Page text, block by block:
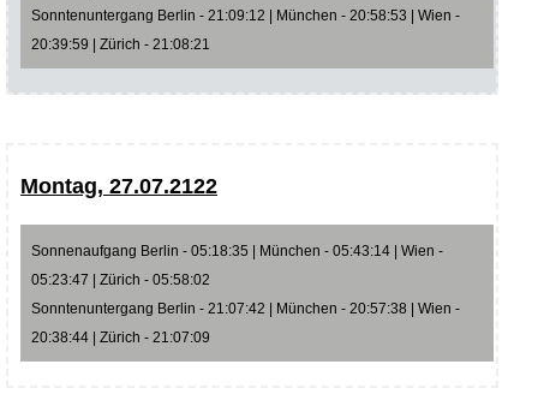
Sonntenuntergang Berlin - 21:09:12 | München - 20:58:53 | Wien -
20:39:59 | Zürich - 21:08:21
Montag, 27.07.2122
Sonnenaufgang Berlin - 05:18:35 | München - 05:43:14 | Wien -
05:23:47 | Zürich - 05:58:02
Sonntenuntergang Berlin - 21:07:42 | München - 20:57:38 | Wien -
20:38:44 | Zürich - 21:07:09